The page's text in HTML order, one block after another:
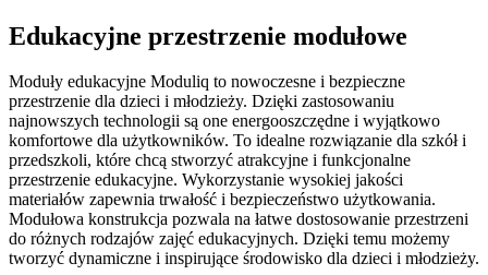
Edukacyjne przestrzenie modułowe
Moduły edukacyjne Moduliq to nowoczesne i bezpieczne
przestrzenie dla dzieci i młodzieży. Dzięki zastosowaniu
najnowszych technologii są one energooszczędne i wyjątkowo
komfortowe dla użytkowników. To idealne rozwiązanie dla szkół i
przedszkoli, które chcą stworzyć atrakcyjne i funkcjonalne
przestrzenie edukacyjne. Wykorzystanie wysokiej jakości
materiałów zapewnia trwałość i bezpieczeństwo użytkowania.
Modułowa konstrukcja pozwala na łatwe dostosowanie przestrzeni
do różnych rodzajów zajęć edukacyjnych. Dzięki temu możemy
tworzyć dynamiczne i inspirujące środowisko dla dzieci i młodzieży.